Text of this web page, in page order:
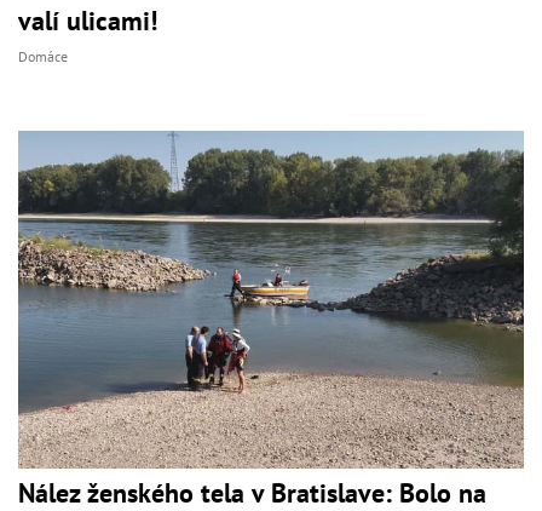
valí ulicami!
Domáce
Nález ženského tela v Bratislave: Bolo na